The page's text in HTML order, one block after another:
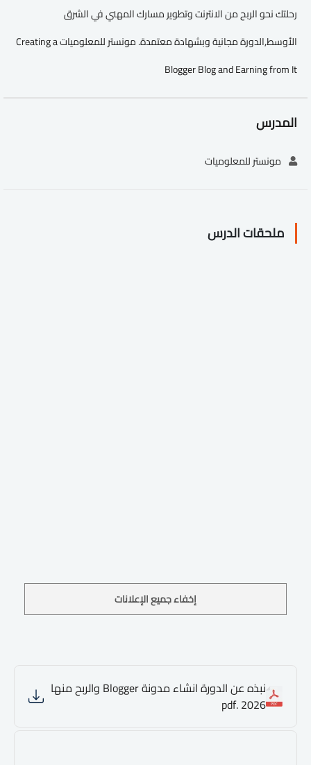
رحلتك نحو الربح من الانترنت وتطوير مسارك المهني في الشرق
الأوسط,الدورة مجانية وبشهادة معتمدة. مونستر للمعلوميات Creating a
Blogger Blog and Earning from It
المدرس
مونستر للمعلوميات
ملحقات الدرس
إخفاء جميع الإعلانات
نبذه عن الدورة انشاء مدونة Blogger والربح منها
2026 .pdf